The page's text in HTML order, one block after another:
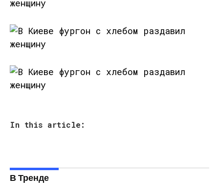
In this article:
В Тренде